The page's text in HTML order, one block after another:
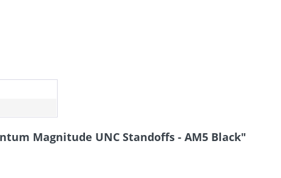
Magnitude UNC Standoffs - AM5 Black"